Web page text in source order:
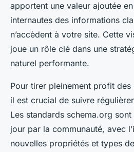
apportent une valeur ajoutée
internautes des informations
n’accèdent à votre site. Cette
joue un rôle clé dans une
naturel performante.
Pour tirer pleinement profit des
il est crucial de suivre
Les standards schema.org
jour par la communauté, avec
nouvelles propriétés et types